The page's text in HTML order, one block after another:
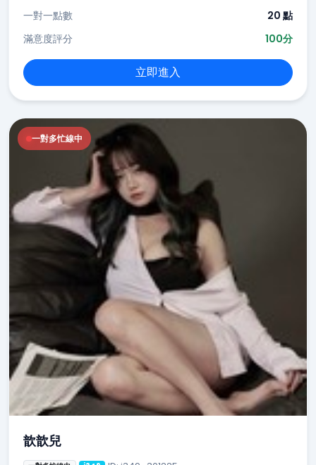
一對一點數
20 點
滿意度評分
100分
立即進入
一對多忙線中
歆歆兒